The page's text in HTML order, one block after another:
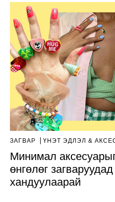
ЗАГВАР ҮНЭТ ЭДЛЭЛ &
Минимал
өнгөлөг
хандуулаарай